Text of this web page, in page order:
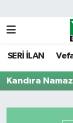
SERİ İLAN
Kandıra